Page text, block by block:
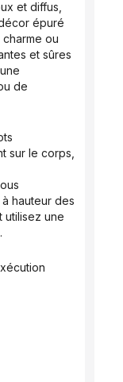
et diffus,
épuré
ou
et sûres
de
sur le corps,
hauteur des
une